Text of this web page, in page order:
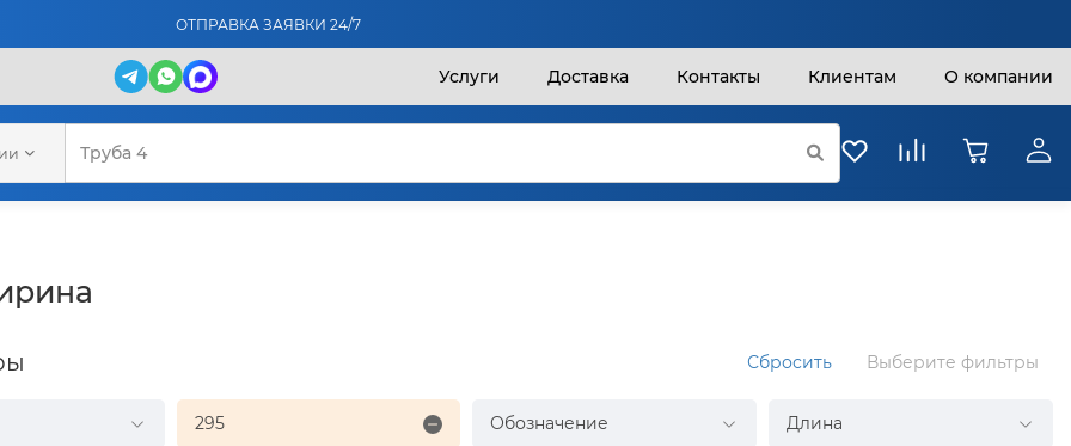
ОТПРАВКА ЗАЯВКИ 24/7
Услуги Доставка Контакты Клиентам О компании
Сбросить Выберите фильтры
295 Обозначение Длина